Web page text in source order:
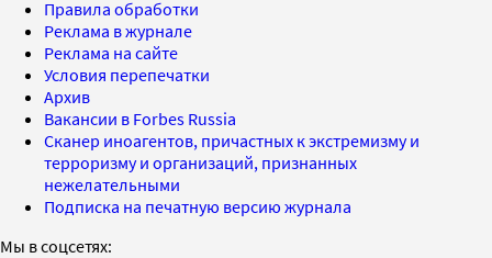
Правила обработки
Реклама в журнале
Реклама на сайте
Условия перепечатки
Архив
Вакансии в Forbes Russia
Сканер иноагентов, причастных к экстремизму и
терроризму и организаций, признанных
нежелательными
Подписка на печатную версию журнала
Мы в соцсетях: